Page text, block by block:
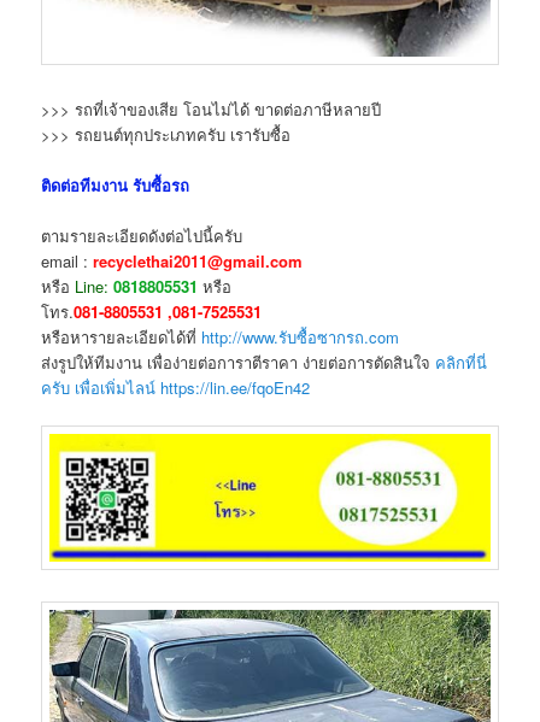
>>> รถที่เจ้าของเสีย โอนไม่ได้ ขาดต่อภาษีหลายปี
>>> รถยนต์ทุกประเภทครับ เรารับซื้อ
ติดต่อทีมงาน รับซื้อรถ
ตามรายละเอียดดังต่อไปนี้ครับ
email :recyclethai2011@gmail.com
หรือ Line:0818805531 หรือ
โทร.081-8805531 ,081-7525531
หรือหารายละเอียดได้ที่ http://www.รับซื้อซากรถ.com
ส่งรูปให้ทีมงาน เพื่อง่ายต่อการาตีราคา ง่ายต่อการตัดสินใจ คลิกที่นี่
ครับ เพื่อเพิ่มไลน์ https://lin.ee/fqoEn42